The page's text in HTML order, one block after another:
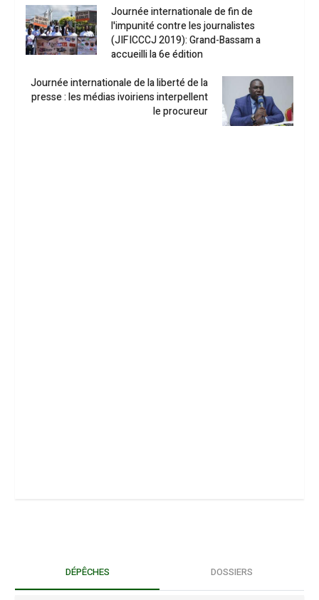
Journée internationale de fin de
l'impunité contre les journalistes
(JIFICCCJ 2019): Grand-Bassam a
accueilli la 6e édition
Journée internationale de la liberté de la
presse : les médias ivoiriens interpellent
le procureur
DÉPÊCHES DOSSIERS